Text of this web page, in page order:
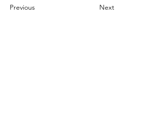
Previous Next